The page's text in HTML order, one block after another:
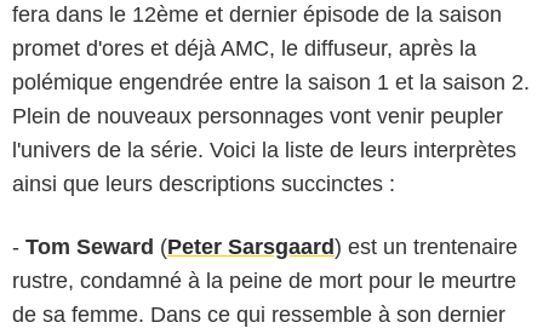
fera dans le 12ème et dernier épisode de la saison
promet d'ores et déjà AMC, le diffuseur, après la
polémique engendrée entre la saison 1 et la saison 2.
Plein de nouveaux personnages vont venir peupler
l'univers de la série. Voici la liste de leurs interprètes
ainsi que leurs descriptions succinctes :
- Tom Seward (Peter Sarsgaard) est un trentenaire
rustre, condamné à la peine de mort pour le meurtre
de sa femme. Dans ce qui ressemble à son dernier